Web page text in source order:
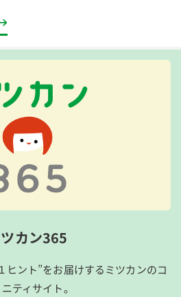
カン365
ヒント”をお届けするミツカンのコ
ティサイト。